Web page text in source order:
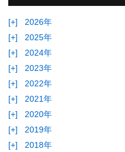
[+]
2026年
[+]
2025年
[+]
2024年
[+]
2023年
[+]
2022年
[+]
2021年
[+]
2020年
[+]
2019年
[+]
2018年